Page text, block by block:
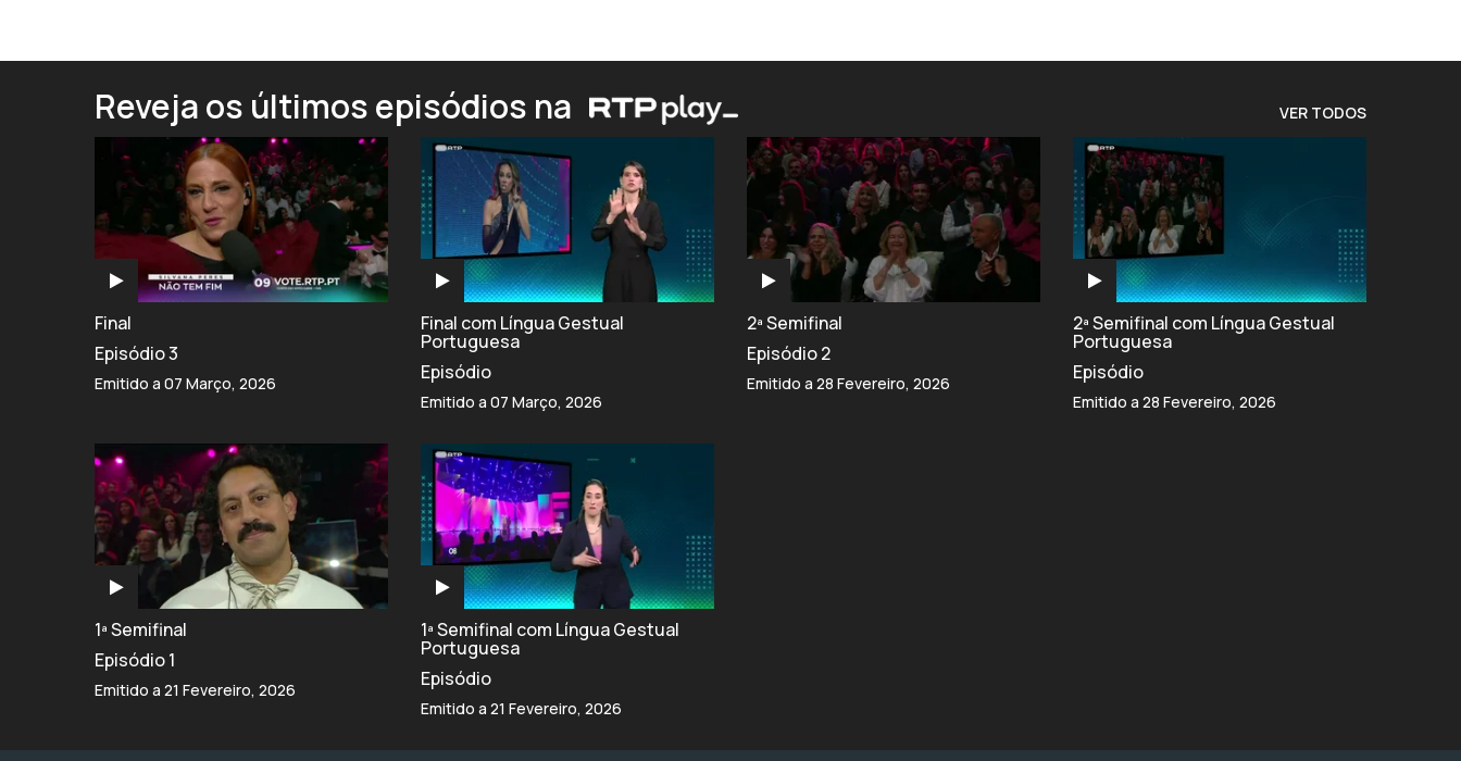
Reveja os últimos episódios na VER TODOS
Final
Episódio 3
Emitido a 07 Março, 2026
Final com Língua Gestual
Portuguesa
Episódio
Emitido a 07 Março, 2026
2ª Semifinal
Episódio 2
Emitido a 28 Fevereiro, 2026
2ª Semifinal com Língua Gestual
Portuguesa
Episódio
Emitido a 28 Fevereiro, 2026
1ª Semifinal
Episódio 1
Emitido a 21 Fevereiro, 2026
1ª Semifinal com Língua Gestual
Portuguesa
Episódio
Emitido a 21 Fevereiro, 2026